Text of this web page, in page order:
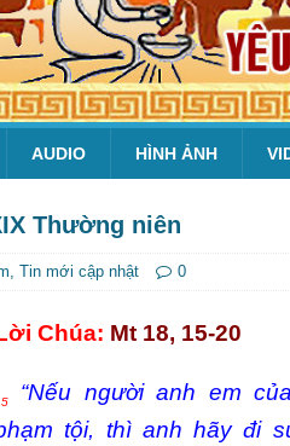
AUDIO HÌNH ẢNH
Thường niên
, Tin mới cập nhật 0
Chúa: Mt 18, 15-20
“Nếu người anh em
tội, thì anh hãy đi